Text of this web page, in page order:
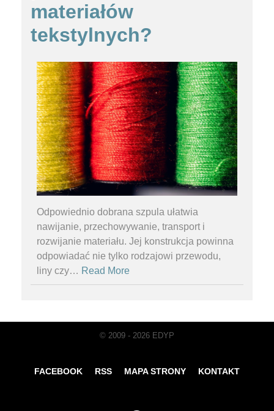
materiałów
tekstylnych?
Odpowiednio dobrana szpula ułatwia
nawijanie, przechowywanie, transport i
rozwijanie materiału. Jej konstrukcja powinna
odpowiadać nie tylko rodzajowi przewodu,
liny czy… Read More
© 2009 - 2026 EDYP
FACEBOOK RSS MAPA STRONY KONTAKT